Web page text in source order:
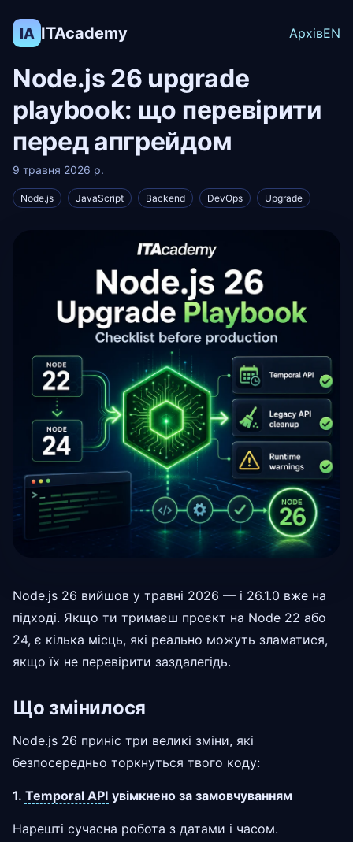
IA ITAcademy АрхівEN
Node.js 26 upgrade
playbook: що перевірити
перед апгрейдом
9 травня 2026 р.
Node.js JavaScript Backend DevOps Upgrade
Node.js 26 вийшов у травні 2026 — і 26.1.0 вже на
підході. Якщо ти тримаєш проєкт на Node 22 або
24, є кілька місць, які реально можуть зламатися,
якщо їх не перевірити заздалегідь.
Що змінилося
Node.js 26 приніс три великі зміни, які
безпосередньо торкнуться твого коду:
1. Temporal API увімкнено за замовчуванням
Нарешті сучасна робота з датами і часом.